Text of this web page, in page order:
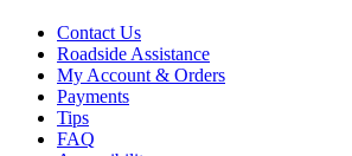
Contact Us
Roadside Assistance
My Account & Orders
Payments
Tips
FAQ